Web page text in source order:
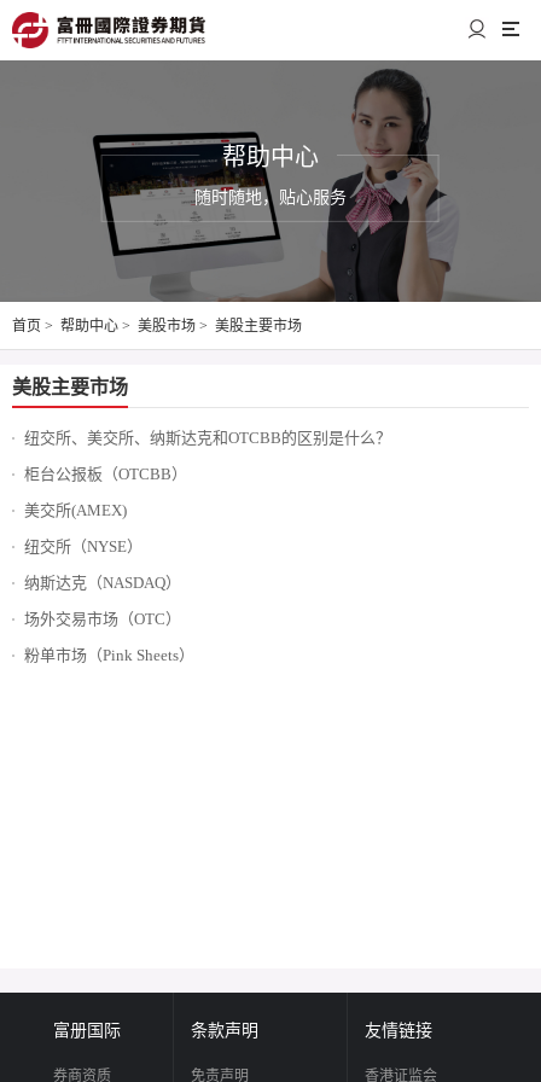
帮助中心
随时随地，贴心服务
首页 > 帮助中心 > 美股市场 > 美股主要市场
美股主要市场
纽交所、美交所、纳斯达克和OTCBB的区别是什么？
柜台公报板（OTCBB）
美交所(AMEX)
纽交所（NYSE）
纳斯达克（NASDAQ）
场外交易市场（OTC）
粉单市场（Pink Sheets）
富册国际
券商资质
条款声明
免责声明
友情链接
香港证监会